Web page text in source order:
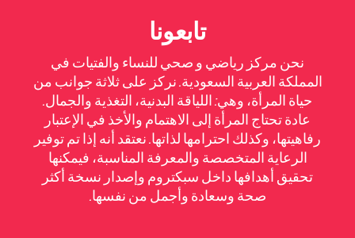
تابعونا
نحن مركز رياضي و صحي للنساء والفتيات في
المملكة العربية السعودية. نركز على ثلاثة جوانب من
حياة المرأة، وهي: اللياقة البدنية، التغذية والجمال.
عادة تحتاج المرأة إلى الاهتمام والأخذ في الإعتبار
رفاهيتها، وكذلك احترامها لذاتها. نعتقد أنه إذا تم توفير
الرعاية المتخصصة والمعرفة المناسبة، فيمكنها
تحقيق أهدافها داخل سبكتروم وإصدار نسخة أكثر
صحة وسعادة وأجمل من نفسها.